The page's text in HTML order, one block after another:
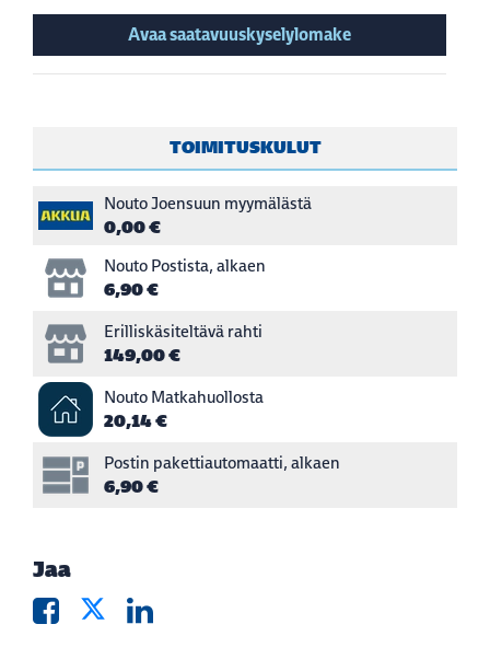
Avaa saatavuuskyselylomake
TOIMITUSKULUT
Nouto Joensuun myymälästä
0,00 €
Nouto Postista, alkaen
6,90 €
Erilliskäsiteltävä rahti
149,00 €
Nouto Matkahuollosta
20,14 €
Postin pakettiautomaatti, alkaen
6,90 €
Jaa